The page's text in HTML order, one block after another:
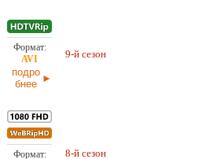
подро
бнее
9-й сезон
8-й сезон